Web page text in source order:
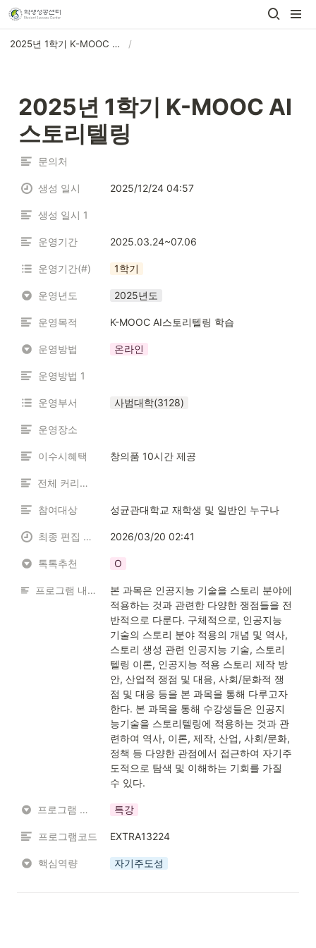
2025년 1학기 K-MOOC AI스토리텔링 /
2025년 1학기 K-MOOC AI
스토리텔링
문의처
생성 일시 2025/12/24 04:57
생성 일시 1
운영기간 2025.03.24~07.06
운영기간(#) 1학기
운영년도 2025년도
운영목적 K-MOOC AI스토리텔링 학습
운영방법 온라인
운영방법 1
운영부서 사범대학(3128)
운영장소
이수시혜택 창의품 10시간 제공
전체 커리큘럼
참여대상 성균관대학교 재학생 및 일반인 누구나
최종 편집 일시 2026/03/20 02:41
톡톡추천 O
프로그램 내용 소개
본 과목은 인공지능 기술을 스토리 분야에
적용하는 것과 관련한 다양한 쟁점들을 전
반적으로 다룬다. 구체적으로, 인공지능
기술의 스토리 분야 적용의 개념 및 역사,
스토리 생성 관련 인공지능 기술, 스토리
텔링 이론, 인공지능 적용 스토리 제작 방
안, 산업적 쟁점 및 대응, 사회/문화적 쟁
점 및 대응 등을 본 과목을 통해 다루고자
한다. 본 과목을 통해 수강생들은 인공지
능기술을 스토리텔링에 적용하는 것과 관
련하여 역사, 이론, 제작, 산업, 사회/문화,
정책 등 다양한 관점에서 접근하여 자기주
도적으로 탐색 및 이해하는 기회를 가질
수 있다.
프로그램 유형 특강
프로그램코드 EXTRA13224
핵심역량 자기주도성